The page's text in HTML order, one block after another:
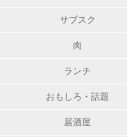
サブスク
肉
ランチ
おもしろ・話題
居酒屋